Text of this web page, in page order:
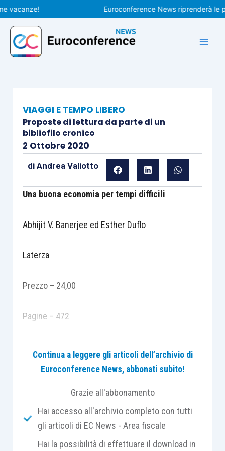
Vai
al
contenuto
Euroconference News riprenderà le
VIAGGI E TEMPO LIBERO
Proposte di lettura da parte di un
bibliofilo cronico
2 Ottobre 2020
di Andrea Valiotto
Una buona economia per tempi difficili
Abhijit V. Banerjee ed Esther Duflo
Laterza
Prezzo – 24,00
Pagine – 472
speranza. Per riepilogare la storia di quello che è
andato storto e perché è andato storto, ma anche
per ricordarci di tutto quello che è andato per il
verso giusto. Un libro che parla sia dei problemi
sia di quello che possiamo fare per rimettere
insieme il nostro mondo, se riusciremo a fare una
diagnosi onesta. Un libro che racconta dove ha
Continua a leggere gli articoli dell’archivio di
Euroconference News, abbonati subito!
Grazie all'abbonamento
Hai accesso all'archivio completo con tutti
gli articoli di EC News - Area fiscale
Hai la possibilità di effettuare il download in